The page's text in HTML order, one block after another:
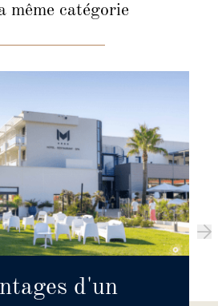
même catégorie
d'un